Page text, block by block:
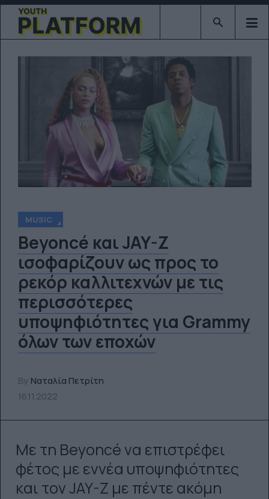
Type 2 or
MUSIC
Beyoncé και JAY-Z
ισοφαρίζουν ως προς το
ρεκόρ καλλιτεχνών με τις
περισσότερες
υποψηφιότητες για Grammy
όλων των εποχών
By Ναταλία Πετρίτη
16.11.2022
Με τη Beyoncé να επιστρέφει
φέτος με εννέα υποψηφιότητες
και τον JAY-Z με πέντε ακόμη